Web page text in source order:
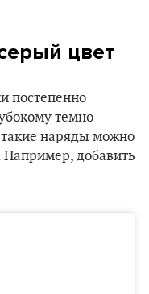
цвет
постепенно
темно-
наряды можно
Например, добавить